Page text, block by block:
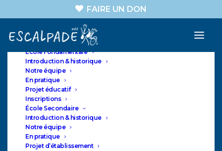
FAIRE UN DON
Nos sections
ASBL
École Fondamentale
Introduction & historique
Notre équipe
En pratique
Projet éducatif
Inscriptions
École Secondaire
Introduction & historique
Notre équipe
En pratique
Projet d’établissement
ESCALPADE
NOUVEAU à l'école
secondaire